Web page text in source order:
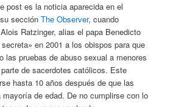
post es la noticia aparecida en el
secciónThe Observer, cuando
Ratzinger, alias el papa Benedicto
en 2001 a los obispos para que
las pruebas de abuso sexual a menores
de sacerdotes católicos. Este
hasta 10 años después de que las
de edad. De no cumplirse con lo